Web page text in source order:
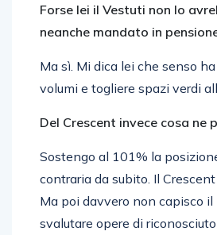
Forse lei il Vestuti non lo
neanche mandato in
Ma sì. Mi dica lei che senso
volumi e togliere spazi verdi
Del Crescent invece cosa ne
Sostengo al 101% la
contraria da subito. Il Crescent
Ma poi davvero non capisco il
svalutare opere di